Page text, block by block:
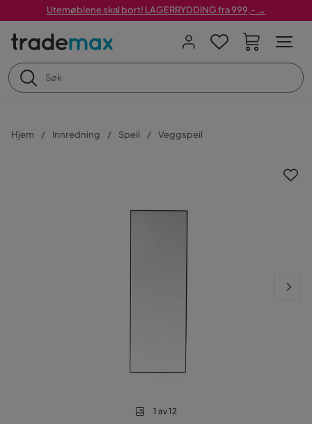
Utemøblene skal bort! LAGERRYDDING fra 999,- →
Hjem Innredning Speil Veggspeil
1 av 12